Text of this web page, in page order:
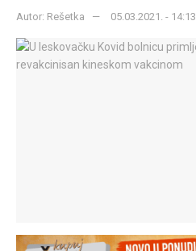
Autor: Rešetka 05.03.2021. - 14:13